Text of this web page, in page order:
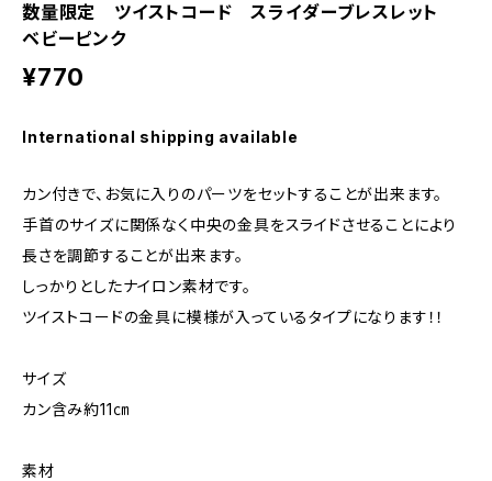
数量限定 ツイストコード スライダーブレスレット
ベビーピンク
¥770
International shipping available
カン付きで、お気に入りのパーツをセットすることが出来ます。
手首のサイズに関係なく中央の金具をスライドさせることにより
長さを調節することが出来ます。
しっかりとしたナイロン素材です。
ツイストコードの金具に模様が入っているタイプになります！！
サイズ
カン含み約11㎝
素材